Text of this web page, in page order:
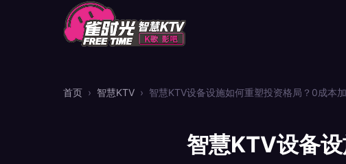
首页 › 智慧KTV › 智慧KTV设备设施如何重塑投资格局？0成本
智慧KTV设备